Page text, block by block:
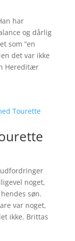
har
og dårlig
som ”en
det var ikke
Hereditær
noget,
søn.
var noget,
ikke. Brittas